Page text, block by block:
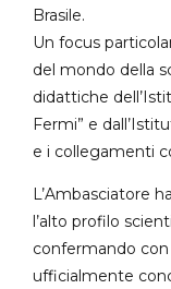
Brasile.
Un focus
del mondo della
didattiche
Fermi” e
e i collegamenti
L’Ambasciatore
l’alto profilo
confermando
ufficialmente